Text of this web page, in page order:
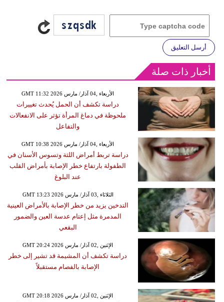
أرسل التعليق
أخبار ذات صلة
GMT 11:32 2026 الأربعاء ,04 آذار/ مارس
دراسة تكشف أن الحمل يُحدث تغييرات
ملحوظة في دماغ المرأة تؤثر على الانفعالات
والتفاعل
GMT 10:38 2026 الأربعاء ,04 آذار/ مارس
دراسة تربط أمراض اللثة وتسوس الأسنان في
الطفولة بارتفاع خطر الإصابة بأمراض القلب
عند البلوغ
GMT 13:23 2026 الثلاثاء ,03 آذار/ مارس
التدخين يزيد من خطر الإصابة بالأمراض العينية
المدمرة مثل إعتام عدسة العين والضمور
البقعي
GMT 20:24 2026 الإثنين ,02 آذار/ مارس
دراسة تكشف أن المشيمة قد تشير إلى خطر
الإصابة بالفصام مستقبلاً
GMT 20:18 2026 الإثنين ,02 آذار/ مارس